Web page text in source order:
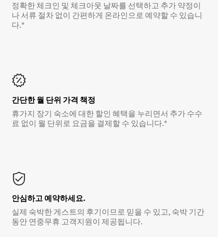
정확한 체크인 및 체크아웃 날짜를 선택하고 추가 약정이
나 서류 절차 없이 간편하게 온라인으로 예약할 수 있습니
다.*
간단한 월 단위 가격 책정
휴가지 장기 숙소에 대한 할인 혜택을 누리면서 추가 수수
료 없이 월 단위로 요금을 결제할 수 있습니다.*
안심하고 예약하세요.
실제 숙박한 게스트의 후기이므로 믿을 수 있고, 숙박 기간
동안 연중무휴 고객지원이 제공됩니다.